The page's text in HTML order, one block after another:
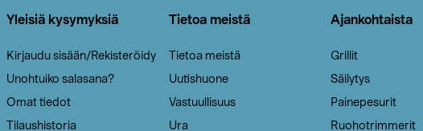
Yleisiä kysymyksiä
Kirjaudu sisään/Rekisteröidy
Unohtuiko salasana?
Omat tiedot
Tilaushistoria
Tietoa meistä
Tietoa meistä
Uutishuone
Vastuullisuus
Ura
Ajankohtaista
Grillit
Säilytys
Painepesurit
Ruohotrimmerit